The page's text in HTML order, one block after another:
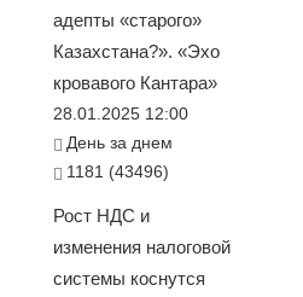
адепты «старого»
Казахстана?». «Эхо
кровавого Кантара»
28.01.2025 12:00
День за днем
1181 (43496)
Рост НДС и
изменения налоговой
системы коснутся